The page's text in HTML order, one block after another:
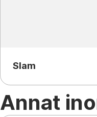
Slam
Annat